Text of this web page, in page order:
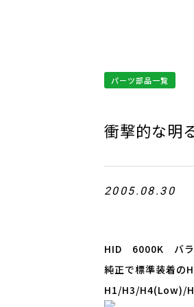
パーツ部品一覧
衝撃的な明
2005.08.30
HID 6000K バラ
純正で標準装着の
H1/H3/H4(Low)/